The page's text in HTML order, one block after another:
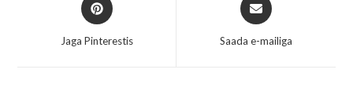
Jaga Pinterestis Saada e-mailiga